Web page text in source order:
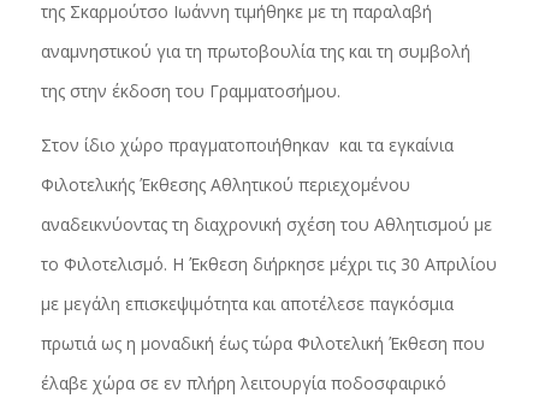
της Σκαρμούτσο Ιωάννη τιμήθηκε με τη παραλαβή
αναμνηστικού για τη πρωτοβουλία της και τη συμβολή
της στην έκδοση του Γραμματοσήμου.
Στον ίδιο χώρο πραγματοποιήθηκαν και τα εγκαίνια
Φιλοτελικής Έκθεσης Αθλητικού περιεχομένου
αναδεικνύοντας τη διαχρονική σχέση του Αθλητισμού με
το Φιλοτελισμό. Η Έκθεση διήρκησε μέχρι τις 30 Απριλίου
με μεγάλη επισκεψιμότητα και αποτέλεσε παγκόσμια
πρωτιά ως η μοναδική έως τώρα Φιλοτελική Έκθεση που
έλαβε χώρα σε εν πλήρη λειτουργία ποδοσφαιρικό